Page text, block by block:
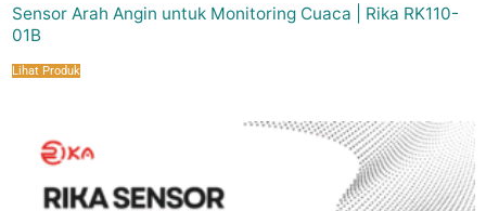
Sensor Arah Angin untuk Monitoring Cuaca | Rika RK110-
01B
Lihat Produk